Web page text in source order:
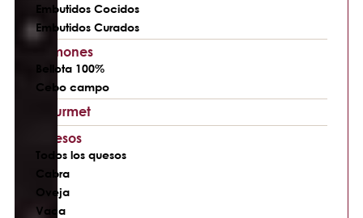
Embutidos Cocidos
Embutidos Curados
Jamones
Bellota 100%
Cebo campo
Gourmet
Quesos
Todos los quesos
Cabra
Oveja
Vaca